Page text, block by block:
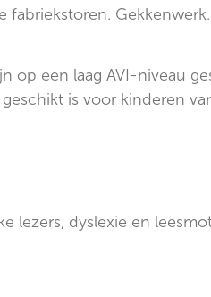
op een laag AVI-niveau
is voor kinderen
lezers, dyslexie en